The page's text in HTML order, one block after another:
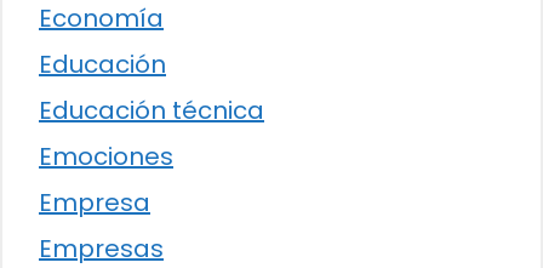
Economía
Educación
Educación técnica
Emociones
Empresa
Empresas